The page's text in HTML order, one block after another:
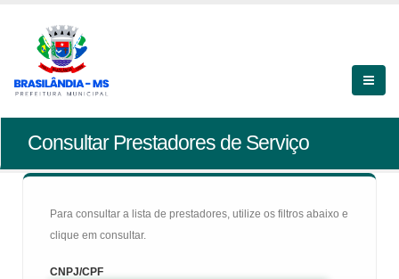
Consultar Prestadores de Serviço
Para consultar a lista de prestadores, utilize os filtros abaixo e
clique em consultar.
CNPJ/CPF